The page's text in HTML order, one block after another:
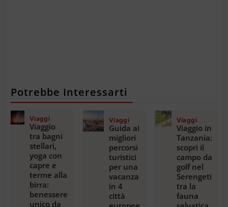
Potrebbe Interessarti
Viaggi
Viaggio
tra bagni
stellari,
yoga con
capre e
terme alla
birra:
benessere
unico da
Viaggi
Guida ai
migliori
percorsi
turistici
per una
vacanza
in 4
città
Viaggi
Viaggio in
Tanzania:
scopri il
campo da
golf nel
Serengeti
tra la
fauna